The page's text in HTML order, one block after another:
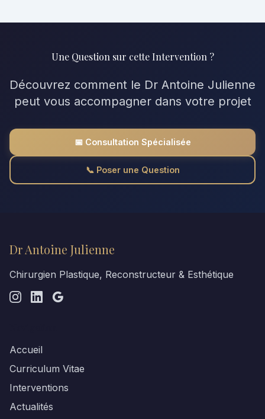
Une Question sur cette Intervention ?
Découvrez comment le Dr Antoine Julienne
peut vous accompagner dans votre projet
📅 Consultation Spécialisée
📞 Poser une Question
Dr Antoine Julienne
Chirurgien Plastique, Reconstructeur & Esthétique
Accueil
Curriculum Vitae
Interventions
Actualités